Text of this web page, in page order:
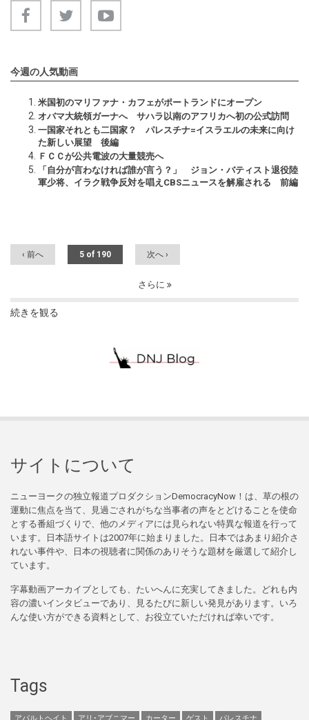
今週の人気動画
米国初のマリファナ・カフェがポートランドにオープン
オバマ大統領ガーナへ サハラ以南のアフリカへ初の公式訪問
一国家それとも二国家？ パレスチナ=イスラエルの未来に向け
た新しい展望 後編
ＦＣＣが公共電波の大量競売へ
「自分が言わなければ誰が言う？」 ジョン・バティスト退役陸
軍少将、イラク戦争反対を唱えCBSニュースを解雇される 前編
‹ 前へ 5 of 190 次へ ›
さらに
続きを観る
サイトについて
ニューヨークの独立報道プロダクションDemocracyNow！は、草の根の
運動に焦点を当て、見過ごされがちな当事者の声をとどけることを使命
とする番組づくりで、他のメディアには見られない特異な報道を行って
います。日本語サイトは2007年に始まりました。日本ではあまり紹介さ
れない事件や、日本の視聴者に関係のありそうな題材を厳選して紹介し
ています。
字幕動画アーカイブとしても、たいへんに充実してきました。どれも内
容の濃いインタビューであり、見るたびに新しい発見があります。いろ
んな使い方ができる資料として、お役立ていただければ幸いです。
Tags